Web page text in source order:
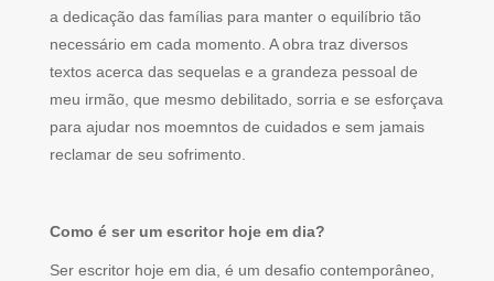
a dedicação das famílias para manter o equilíbrio tão
necessário em cada momento. A obra traz diversos
textos acerca das sequelas e a grandeza pessoal de
meu irmão, que mesmo debilitado, sorria e se esforçava
para ajudar nos moemntos de cuidados e sem jamais
reclamar de seu sofrimento.
Como é ser um escritor hoje em dia?
Ser escritor hoje em dia, é um desafio contemporâneo,